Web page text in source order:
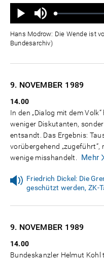
Wiedergabe
Ton
aus
Geladen:
Status:
Hans Modrow: Die Wende ist
Bundesarchiv)
9. NOVEMBER 1989
14.00
In den „Dialog mit dem
weniger Diskutanten,
entsandt. Das Ergebnis:
vorübergehend
wenige misshandelt.
Mehr
Friedrich Dickel: Die
geschützt werden, ZK-
9. NOVEMBER 1989
14.00
Bundeskanzler Helmut